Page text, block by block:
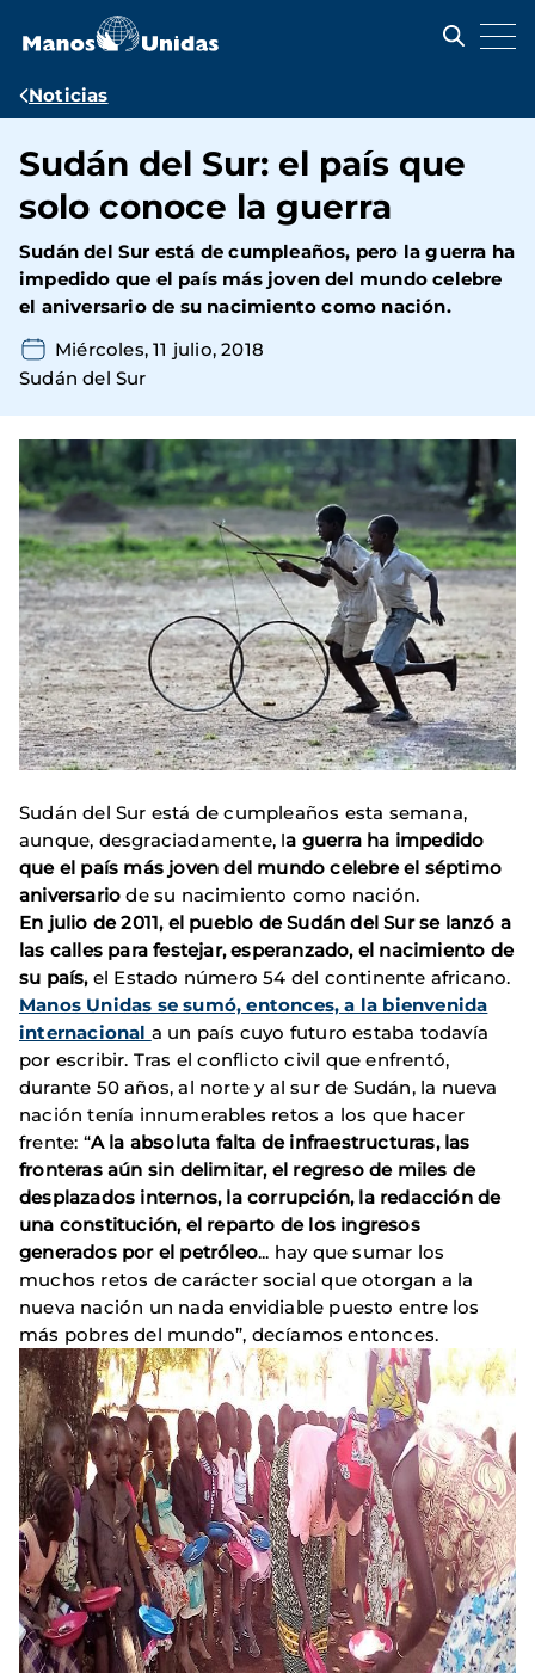
contenido
Ruta
navegación
Noticias
Sudán del Sur: el país que
solo conoce la guerra
Sudán del Sur está de cumpleaños, pero la guerra ha
impedido que el país más joven del mundo celebre
el aniversario de su nacimiento como nación.
Miércoles, 11 julio, 2018
Sudán del Sur
Sudán del Sur está de cumpleaños esta semana,
aunque, desgraciadamente, la guerra ha impedido
que el país más joven del mundo celebre el séptimo
aniversario de su nacimiento como nación.
En julio de 2011, el pueblo de Sudán del Sur se lanzó a
las calles para festejar, esperanzado, el nacimiento de
su país, el Estado número 54 del continente africano.
Manos Unidas se sumó, entonces, a la bienvenida
internacional a un país cuyo futuro estaba todavía
por escribir. Tras el conflicto civil que enfrentó,
durante 50 años, al norte y al sur de Sudán, la nueva
nación tenía innumerables retos a los que hacer
frente: “A la absoluta falta de infraestructuras, las
fronteras aún sin delimitar, el regreso de miles de
desplazados internos, la corrupción, la redacción de
una constitución, el reparto de los ingresos
generados por el petróleo... hay que sumar los
muchos retos de carácter social que otorgan a la
nueva nación un nada envidiable puesto entre los
más pobres del mundo”, decíamos entonces.